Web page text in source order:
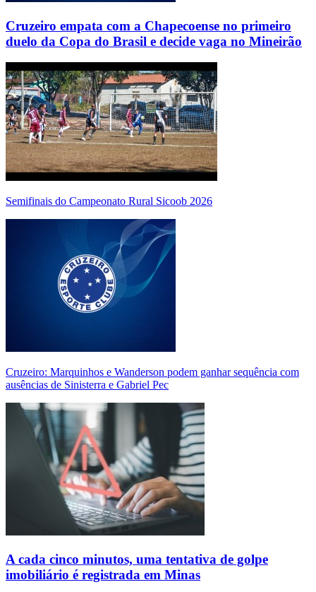
Cruzeiro empata com a Chapecoense no primeiro
duelo da Copa do Brasil e decide vaga no Mineirão
Semifinais do Campeonato Rural Sicoob 2026
Cruzeiro: Marquinhos e Wanderson podem ganhar sequência com
ausências de Sinisterra e Gabriel Pec
A cada cinco minutos, uma tentativa de golpe
imobiliário é registrada em Minas